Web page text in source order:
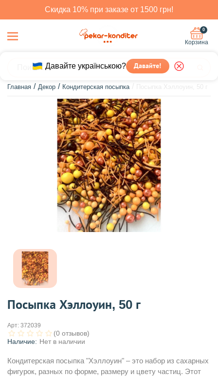
Скидка 10% при заказе от 1500 грн!
Давайте українською? Давайте!
0
Корзина
Главная Декор Кондитерская посыпка Посыпка Хэллоуин, 50 г
Посыпка Хэллоуин, 50 г
Арт: 372039
(0 отзывов)
Наличие: Нет в наличии
Кондитерская посыпка "Хэллоуин" – это набор из сахарных
фигурок, разных по форме, размеру и цвету частиц. Этот